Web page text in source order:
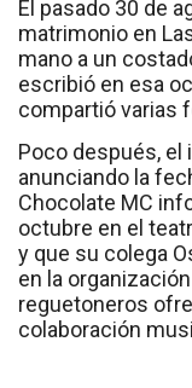
El pasado 30 de
matrimonio en
mano a un
escribió en esa
compartió varias
Poco después, el
anunciando la
Chocolate MC
octubre en el
y que su colega
en la
reguetoneros
colaboración